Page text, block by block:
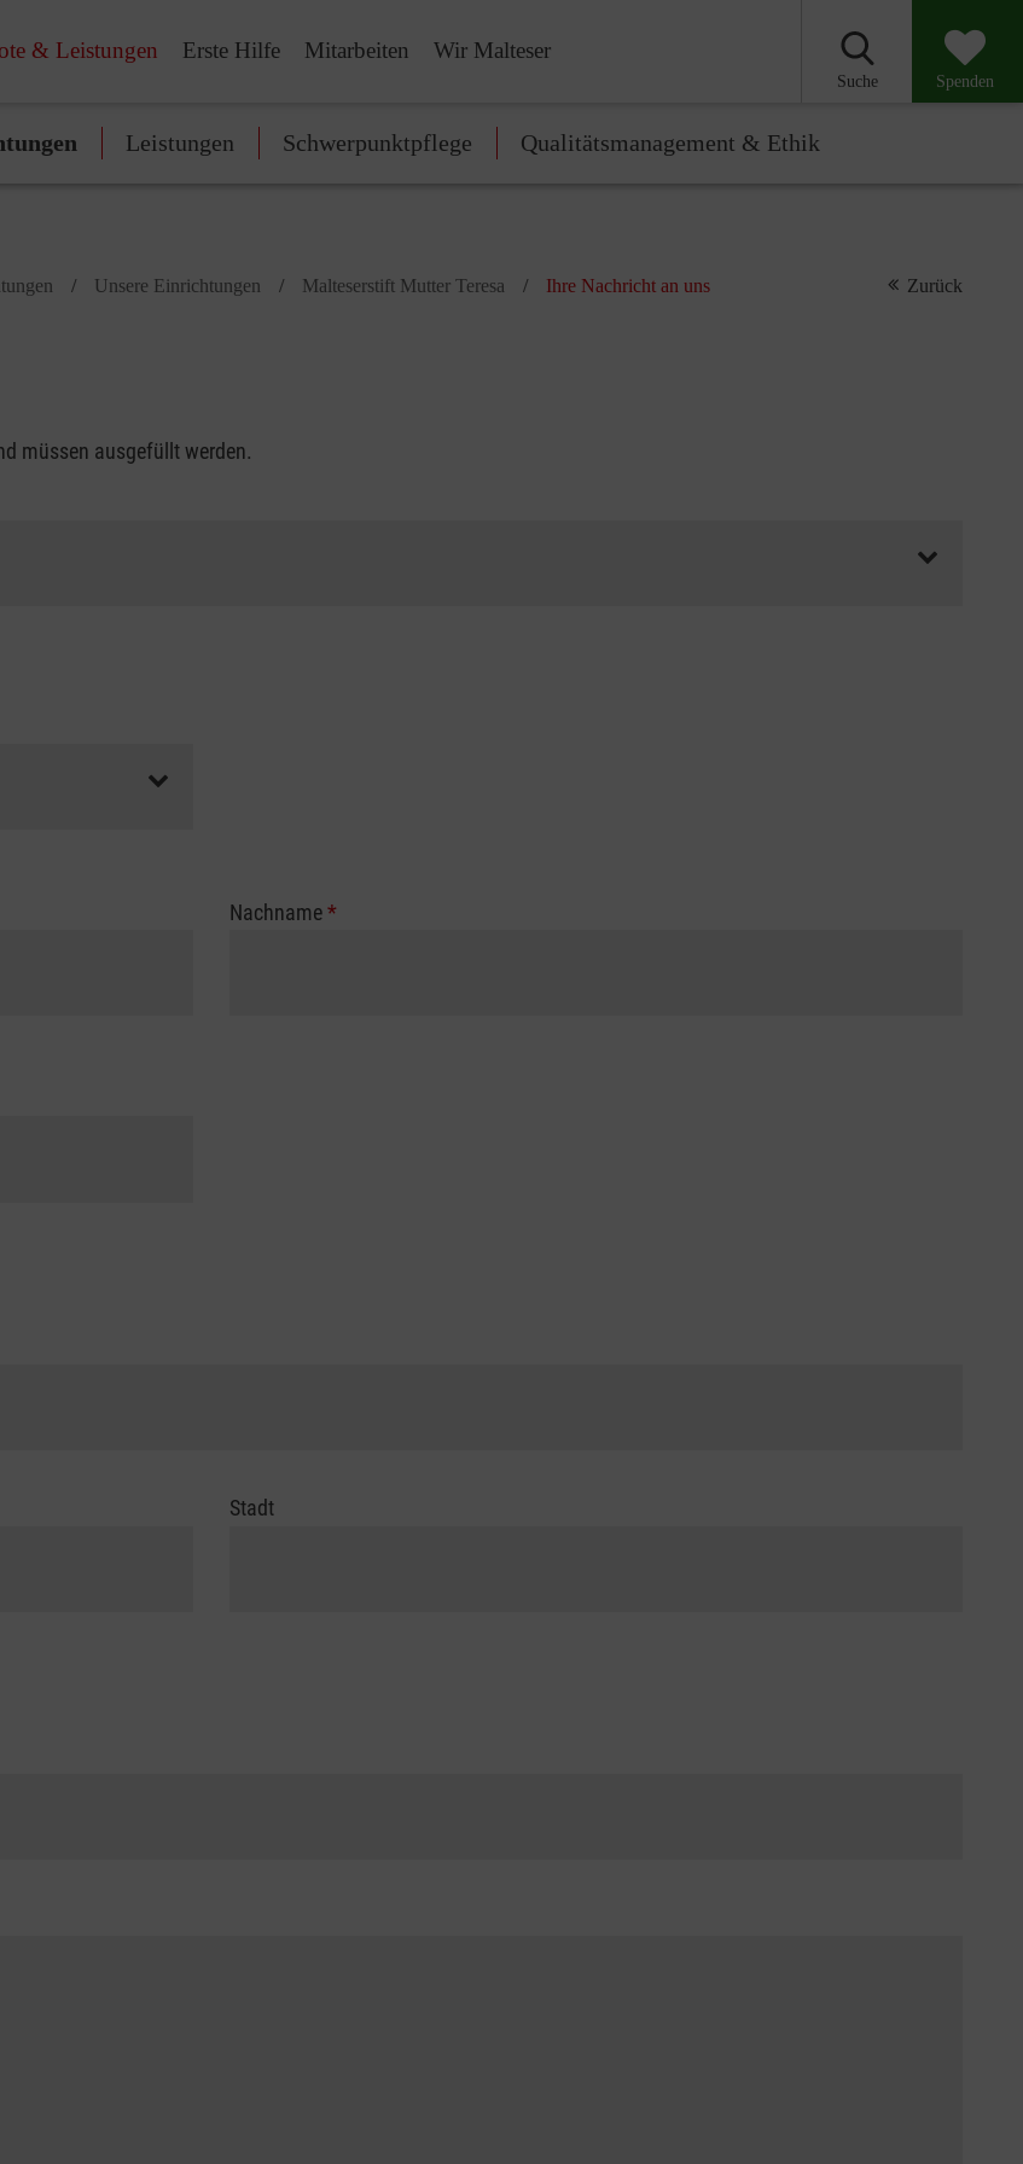
& Leistungen Erste Hilfe Mitarbeiten Wir Malteser
Suche Spenden
Leistungen Schwerpunktpflege Qualitätsmanagement & Ethik
Unsere Einrichtungen Malteserstift Mutter Teresa Ihre Nachricht an uns Zurück
müssen ausgefüllt werden.
Nachname*
Stadt